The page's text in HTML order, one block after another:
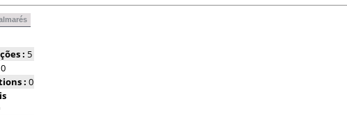
: 5
0
: 0